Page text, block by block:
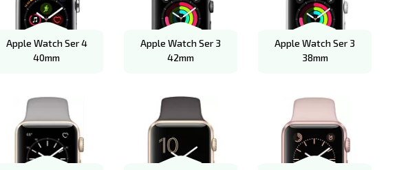
Apple Watch Ser 4
40mm
Apple Watch Ser 3
42mm
Apple Watch Ser 3
38mm